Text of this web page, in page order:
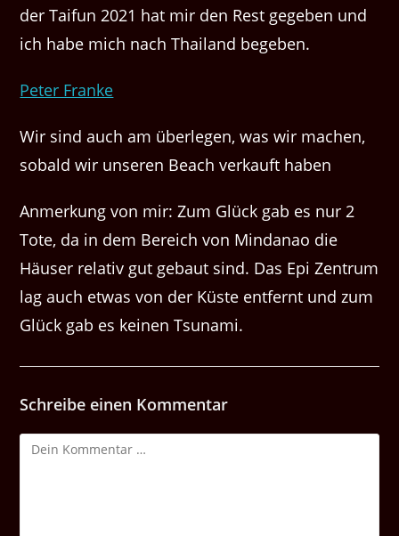
der Taifun 2021 hat mir den Rest gegeben und
ich habe mich nach Thailand begeben.
Peter Franke
Wir sind auch am überlegen, was wir machen,
sobald wir unseren Beach verkauft haben
Anmerkung von mir: Zum Glück gab es nur 2
Tote, da in dem Bereich von Mindanao die
Häuser relativ gut gebaut sind. Das Epi Zentrum
lag auch etwas von der Küste entfernt und zum
Glück gab es keinen Tsunami.
Schreibe einen Kommentar
Kommentar